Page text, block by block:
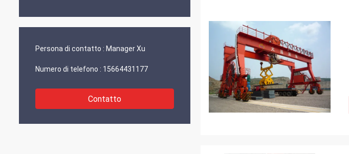
Persona di contatto : Manager Xu
Numero di telefono : 15664431177
Contatto